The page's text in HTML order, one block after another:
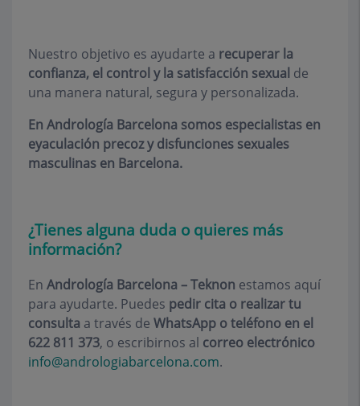
Nuestro objetivo es ayudarte a recuperar la
confianza, el control y la satisfacción sexual de
una manera natural, segura y personalizada.
En Andrología Barcelona somos especialistas en
eyaculación precoz y disfunciones sexuales
masculinas en Barcelona.
¿Tienes alguna duda o quieres más
información?
En Andrología Barcelona – Teknon estamos aquí
para ayudarte. Puedes pedir cita o realizar tu
consulta a través de WhatsApp o teléfono en el
622 811 373, o escribirnos al correo electrónico
info@andrologiabarcelona.com.